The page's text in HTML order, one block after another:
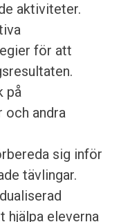
aktiviteter.
för att
på
och andra
sig inför
tävlingar.
hjälpa eleverna